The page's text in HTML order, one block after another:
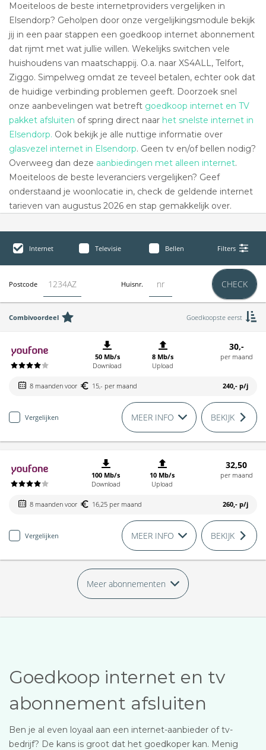
Moeiteloos de beste internetproviders vergelijken in
Elsendorp? Geholpen door onze vergelijkingsmodule bekijk
jij in een paar stappen een goedkoop internet abonnement
dat rijmt met wat jullie willen. Wekelijks switchen vele
huishoudens van maatschappij. O.a. naar XS4ALL, Telfort,
Ziggo. Simpelweg omdat ze teveel betalen, echter ook dat
de huidige verbinding problemen geeft. Doorzoek snel
onze aanbevelingen wat betreft goedkoop internet en TV
pakket afsluiten of spring direct naar het snelste internet in
Elsendorp. Ook bekijk je alle nuttige informatie over
glasvezel internet in Elsendorp. Geen tv en/of bellen nodig?
Overweeg dan deze aanbiedingen met alleen internet.
Moeiteloos de beste leveranciers vergelijken? Geef
onderstaand je woonlocatie in, check de geldende internet
tarieven van augustus 2026 en stap gemakkelijk over.
Internet Televisie Bellen Filters
Postcode Huisnr. CHECK
Combivoordeel Goedkoopste eerst
50 Mb/s
Download
8 Mb/s
Upload
30,-
per maand
8 maanden voor 15,- per maand 240,- p/j
Vergelijken MEER INFO BEKIJK
100 Mb/s
Download
10 Mb/s
Upload
32,50
per maand
8 maanden voor 16,25 per maand 260,- p/j
Vergelijken MEER INFO BEKIJK
Meer abonnementen
Goedkoop internet en tv
abonnement afsluiten
Ben je al even loyaal aan een internet-aanbieder of tv-
bedrijf? De kans is groot dat het goedkoper kan. Menig